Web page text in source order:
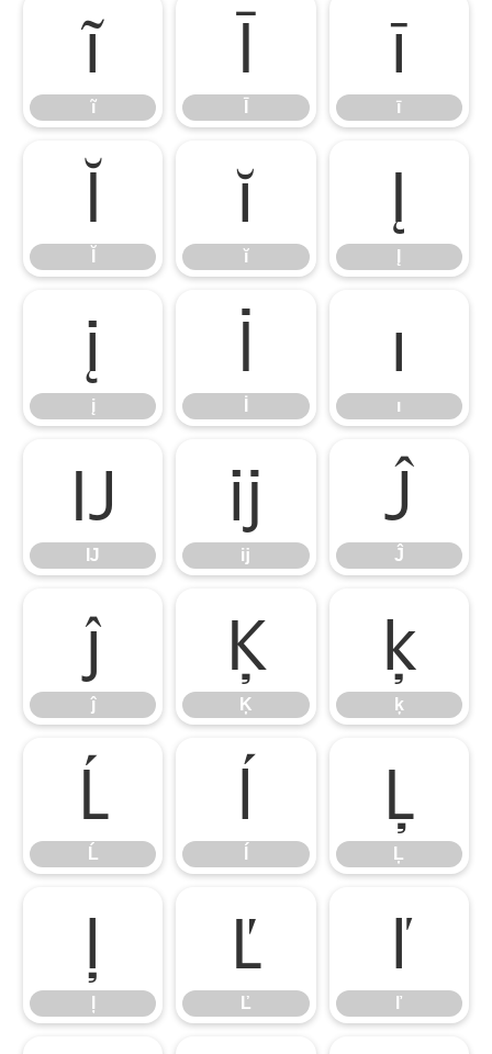
ĩ
ĩ
Ī ī
ī
Ĭ ĭ
ĭ
Į
į
į
İ ı
ı
Ĳ
Ĳ
ĳ
ĳ
Ĵ
Ĵ
ĵ
ĵ
Ķ
Ķ
ķ
ķ
Ĺ
Ĺ
ĺ Ļ
Ļ
ļ Ľ
Ľ
ľ
ľ